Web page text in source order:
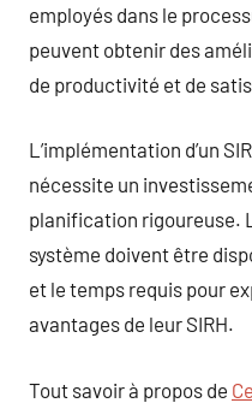
employés dans le
peuvent obtenir des
de productivité et de
L’implémentation d’un
nécessite un
planification rigoureuse.
système doivent être
et le temps requis pour
avantages de leur SIRH.
Tout savoir à propos de